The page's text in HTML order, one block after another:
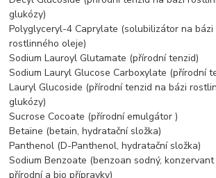
glukózy)
Polyglyceryl-4 Caprylate (solubilizátor na bázi
rostlinného oleje)
Sodium Lauroyl Glutamate (přírodní tenzid)
Sodium Lauryl Glucose Carboxylate (přírodní
Lauryl Glucoside (přírodní tenzid na bázi
glukózy)
Sucrose Cocoate (přírodní emulgátor )
Betaine (betain, hydratační složka)
Panthenol (D-Panthenol, hydratační složka)
Sodium Benzoate (benzoan sodný,
přírodní a bio přípravky)